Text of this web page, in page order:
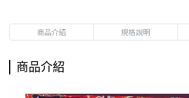
商品介紹 規格說明
商品介紹